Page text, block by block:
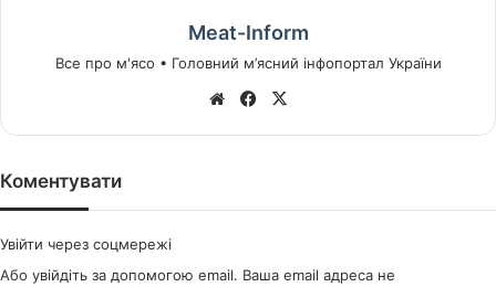
Meat-Inform
Все про м'ясо • Головний м’ясний інфопортал України
We
Fa
Коментувати
Увійти через соцмережі
Або увійдіть за допомогою email. Ваша email адреса не